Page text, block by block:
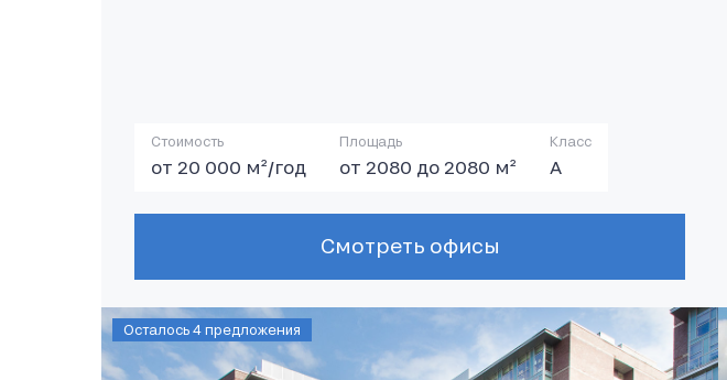
Стоимость
от 20 000 м²/год
Площадь
от 2080 до 2080 м²
Класс
А
Осталось 4 предложения